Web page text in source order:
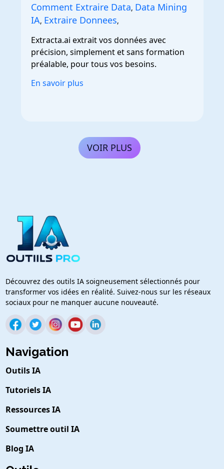
Comment Extraire Data, Data Mining
IA, Extraire Donnees,
Extracta.ai extrait vos données avec
précision, simplement et sans formation
préalable, pour tous vos besoins.
En savoir plus
VOIR PLUS
Découvrez des outils IA soigneusement sélectionnés pour
transformer vos idées en réalité. Suivez-nous sur les réseaux
sociaux pour ne manquer aucune nouveauté.
Navigation
Outils IA
Tutoriels IA
Ressources IA
Soumettre outil IA
Blog IA